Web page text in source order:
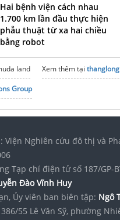
Hai bệnh viện cách nhau
1.700 km lần đầu thực hiện
phẫu thuật từ xa hai chiều
bằng robot
land Xem thêm tại
Group
Viện Nghiên cứu đô thị và
Tạp chí điện tử số 187/GP-
Đào Vĩnh Huy
Ủy viên ban biên tập: Ngô
55 Lê Văn Sỹ, phường